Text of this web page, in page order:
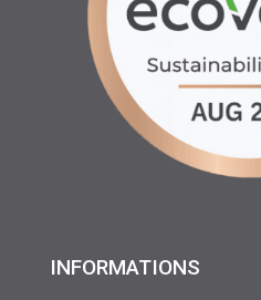
INFORMATIONS
♦ Partenariats